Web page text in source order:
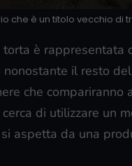
che è un titolo vecchio di
è rappresentata
nonostante il resto
che compariranno
di utilizzare un
aspetta da una